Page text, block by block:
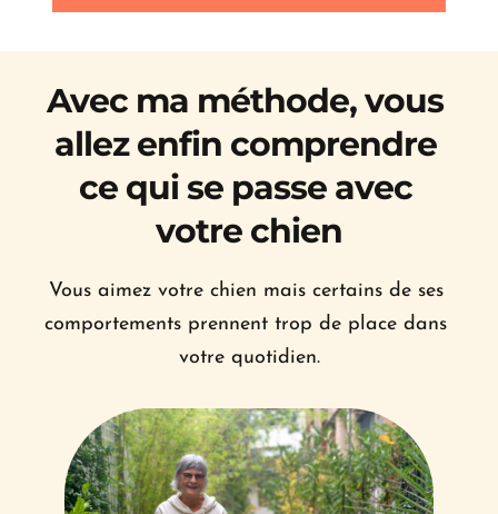
Avec ma méthode, vous
allez enfin comprendre
ce qui se passe avec
votre chien
Vous aimez votre chien mais certains de ses
comportements prennent trop de place dans
votre quotidien.